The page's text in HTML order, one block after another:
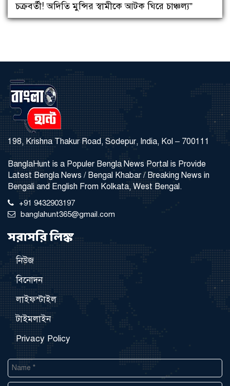
চক্রবর্তী! অদিতি মুন্সির স্বামীকে আটক ঘিরে চাঞ্চল্য”
198, Krishna Thakur Road, Sodepur, India, Kol – 700111
BanglaHunt is a Populer Bengla News Portal is Provide
Latest Bengla News / Bengal Khabar / Breaking News in
Bengali and English From Kolkata, West Bengal.
+91 9432903197
banglahunt365@gmail.com
সরাসরি লিঙ্ক
নিউজ
বিনোদন
লাইফস্টাইল
টাইমলাইন
Privacy Policy